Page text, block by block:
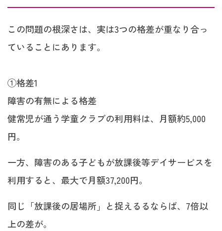
この問題の根深さは、実は3つの格差が重なり合っ
ていることにあります。
①格差1
障害の有無による格差
健常児が通う学童クラブの利用料は、月額約5,000
円。
一方、障害のある子どもが放課後等デイサービスを
利用すると、最大で月額37,200円。
同じ「放課後の居場所」と捉えるるならば、7倍以
上の差が。